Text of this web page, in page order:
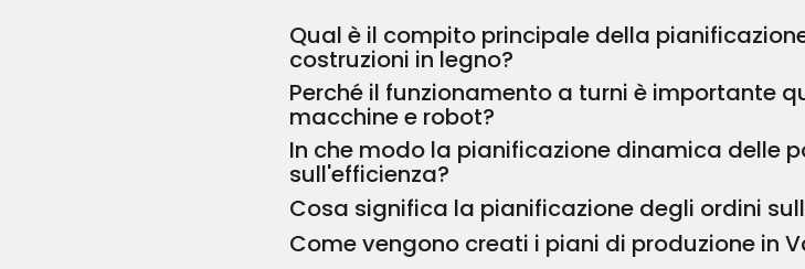
Qual è il compito principale della
costruzioni in legno?
Il compito principale della pianificazione della produzione è
produttive delle risorse umane ai progetti di costruzione in
macchine, robot e postazioni di lavoro per garantire una
Perché il funzionamento a turni è importante
macchine e robot?
Il funzionamento a turni è importante perché il ritmo di
accelerato. Un aumento dell'efficienza può quindi essere
In che modo la pianificazione dinamica delle
sull'efficienza?
Nelle postazioni di lavoro, il ritmo di lavoro può essere
dipendenti. Un maggior numero di dipendenti può
Cosa significa la pianificazione degli ordini
Pianificare gli ordini sulla linea significa programmare tutti
Come vengono creati i piani di produzione in